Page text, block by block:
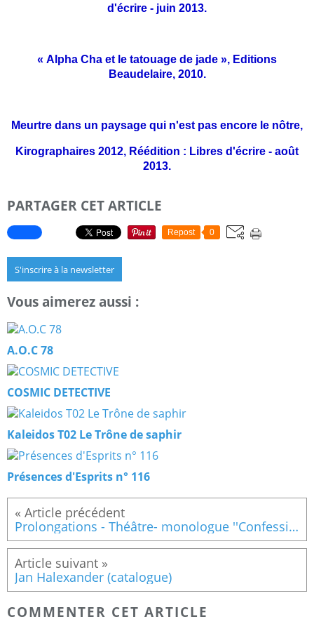
d'écrire - juin 2013.
« Alpha Cha et le tatouage de jade », Editions
Beaudelaire, 2010.
Meurtre dans un paysage qui n'est pas encore le nôtre,
Kirographaires 2012, Réédition : Libres d'écrire - août
2013.
PARTAGER CET ARTICLE
Repost 0
S'inscrire à la newsletter
Vous aimerez aussi :
A.O.C 78
COSMIC DETECTIVE
Kaleidos T02 Le Trône de saphir
Présences d'Esprits n° 116
Prolongations - Théâtre- monologue ''Confessions d'un Vampire Sud-Africain'', Paris 8 et 9 janvier 2014 (avec Jann Halexander)
Jan Halexander (catalogue)
COMMENTER CET ARTICLE